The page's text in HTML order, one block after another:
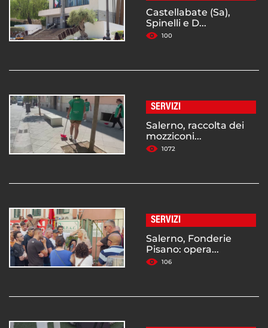
Castellabate (Sa),
Spinelli e D...
100
SERVIZI
Salerno, raccolta dei
mozziconi...
1072
SERVIZI
Salerno, Fonderie
Pisano: opera...
106